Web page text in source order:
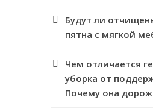
Будут ли
пятна с мягкой
Чем отличается
уборка от
Почему она